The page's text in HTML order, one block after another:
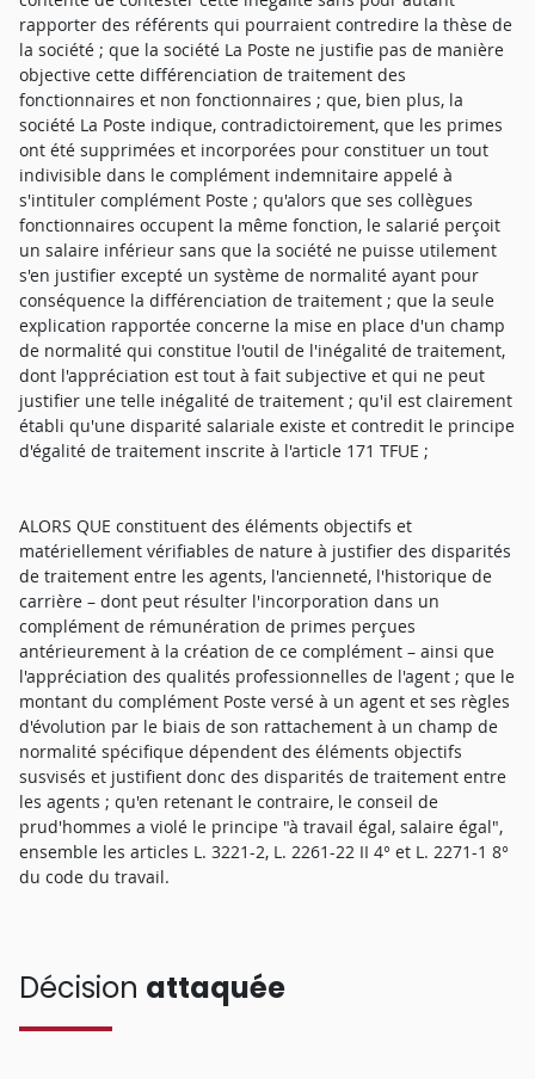
rapporter des référents qui pourraient contredire la thèse de
la société ; que la société La Poste ne justifie pas de manière
objective cette différenciation de traitement des
fonctionnaires et non fonctionnaires ; que, bien plus, la
société La Poste indique, contradictoirement, que les primes
ont été supprimées et incorporées pour constituer un tout
indivisible dans le complément indemnitaire appelé à
s'intituler complément Poste ; qu'alors que ses collègues
fonctionnaires occupent la même fonction, le salarié perçoit
un salaire inférieur sans que la société ne puisse utilement
s'en justifier excepté un système de normalité ayant pour
conséquence la différenciation de traitement ; que la seule
explication rapportée concerne la mise en place d'un champ
de normalité qui constitue l'outil de l'inégalité de traitement,
dont l'appréciation est tout à fait subjective et qui ne peut
justifier une telle inégalité de traitement ; qu'il est clairement
établi qu'une disparité salariale existe et contredit le principe
d'égalité de traitement inscrite à l'article 171 TFUE ;
ALORS QUE constituent des éléments objectifs et
matériellement vérifiables de nature à justifier des disparités
de traitement entre les agents, l'ancienneté, l'historique de
carrière – dont peut résulter l'incorporation dans un
complément de rémunération de primes perçues
antérieurement à la création de ce complément – ainsi que
l'appréciation des qualités professionnelles de l'agent ; que le
montant du complément Poste versé à un agent et ses règles
d'évolution par le biais de son rattachement à un champ de
normalité spécifique dépendent des éléments objectifs
susvisés et justifient donc des disparités de traitement entre
les agents ; qu'en retenant le contraire, le conseil de
prud'hommes a violé le principe "à travail égal, salaire égal",
ensemble les articles L. 3221-2, L. 2261-22 II 4° et L. 2271-1 8°
du code du travail.
Décision attaquée